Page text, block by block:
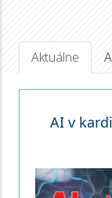
Aktuálne
AI v